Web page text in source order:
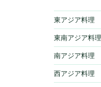
東アジア料理
東南アジア料理
南アジア料理
西アジア料理